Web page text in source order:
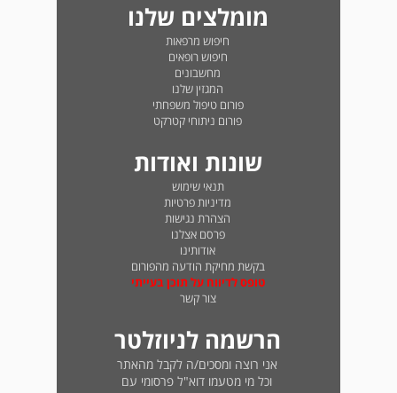
מומלצים שלנו
חיפוש מרפאות
חיפוש רופאים
מחשבונים
המגזין שלנו
פורום טיפול משפחתי
פורום ניתוחי קטרקט
שונות ואודות
תנאי שימוש
מדיניות פרטיות
הצהרת נגישות
פרסם אצלנו
אודותינו
בקשת מחיקת הודעה מהפורום
טופס לדיווח על תוכן בעייתי
צור קשר
הרשמה לניוזלטר
אני רוצה ומסכים/ה לקבל מהאתר
וכל מי מטעמו דוא"ל פרסומי עם